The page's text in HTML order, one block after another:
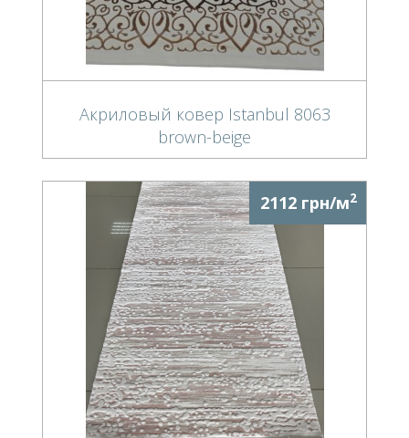
Акриловый ковер Istanbul 8063
brown-beige
2112 грн/м2